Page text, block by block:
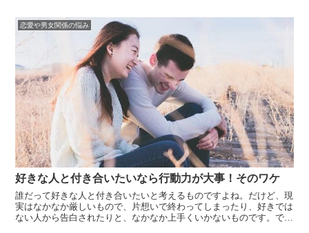
かわからない状況はつらいものです。好きな人ができない原因は、た
またま好きな...
恋愛や男女関係の悩み
好きな人と付き合いたいなら行動力が大事！そのワケ
誰だって好きな人と付き合いたいと考えるものですよね。だけど、現
実はなかなか厳しいもので、片想いで終わってしまったり、好きでは
ない人から告白されたりと、なかなか上手くいかないものです。で